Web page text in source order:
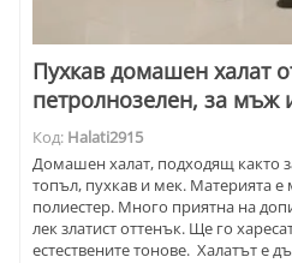
Пухкав домашен халат
петролнозелен, за мъж
Код: Halati2915
Домашен халат, подходящ както
топъл, пухкав и мек. Материята
полиестер. Много приятна на
лек златист оттенък. Ще го
естествените тонове. Халатът е